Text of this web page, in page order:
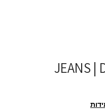
JEANS |